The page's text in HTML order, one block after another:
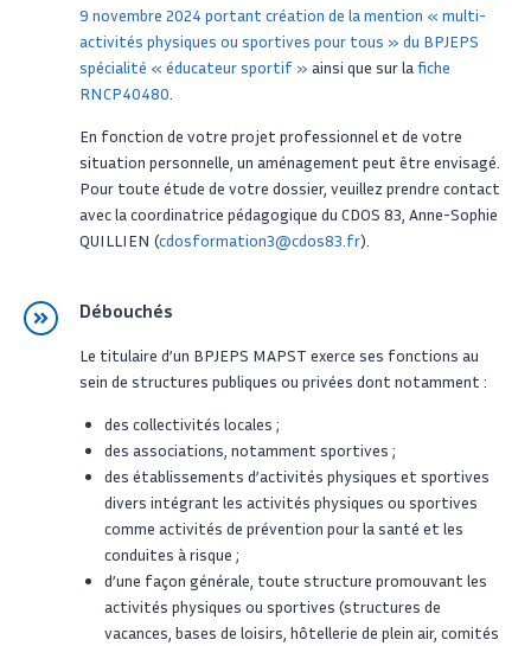
9 novembre 2024 portant création de la mention « multi-
activités physiques ou sportives pour tous » du BPJEPS
spécialité « éducateur sportif » ainsi que sur lafiche
RNCP40480
En fonction de votre projet professionnel et de votre
situation personnelle, un aménagement peut être envisagé.
Pour toute étude de votre dossier, veuillez prendre contact
avec la coordinatrice pédagogique du CDOS 83, Anne-Sophie
QUILLIEN (cdosformation3@cdos83.fr).
Débouchés
Le titulaire d’un BPJEPS MAPST exerce ses fonctions au
sein de structures publiques ou privées dont notamment :
des collectivités locales ;
des associations, notamment sportives ;
des établissements d’activités physiques et sportives
divers intégrant les activités physiques ou sportives
comme activités de prévention pour la santé et les
conduites à risque ;
d’une façon générale, toute structure promouvant les
activités physiques ou sportives (structures de
vacances, bases de loisirs, hôtellerie de plein air, comités